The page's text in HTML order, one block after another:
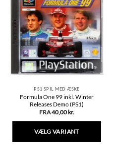
PS1 SPIL MED ÆSKE
Formula One 99 inkl. Winter
Releases Demo (PS1)
FRA40,00 kr.
VÆLG VARIANT